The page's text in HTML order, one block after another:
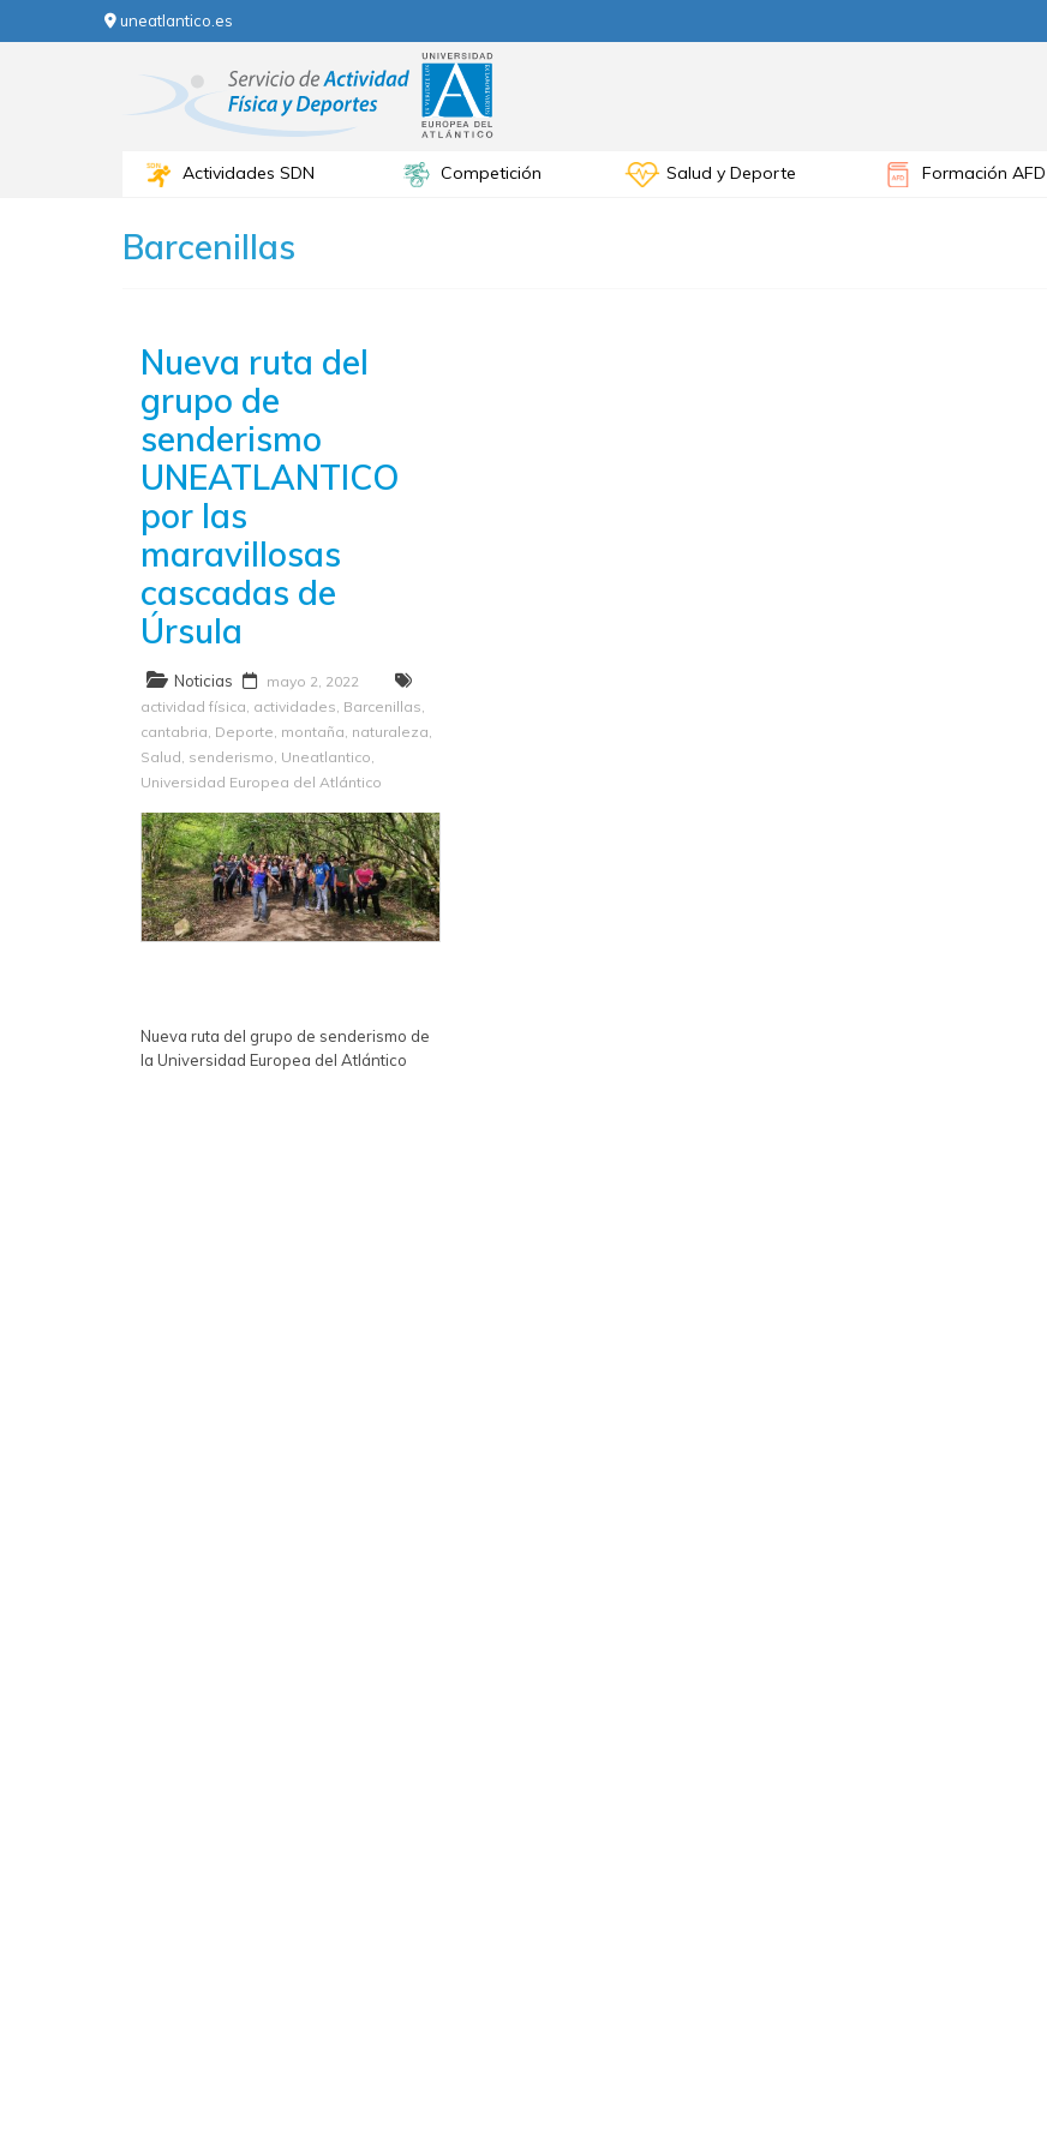
uneatlantico.es
Actividades SDN Competición Salud y Deporte Formación AFD
Barcenillas
Nueva ruta del
grupo de
senderismo
UNEATLANTICO
por las
maravillosas
cascadas de
Úrsula
Noticias
mayo 2, 2022
actividad física actividades Barcenillas
cantabria Deporte montaña naturaleza
Salud senderismo Uneatlantico
Universidad Europea del Atlántico
Nueva ruta del grupo de senderismo de
la Universidad Europea del Atlántico